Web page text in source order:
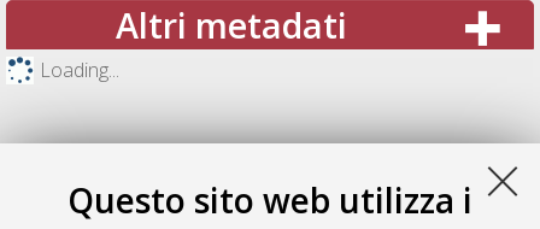
Questo sito web utilizza i
Altri metadati
Loading...